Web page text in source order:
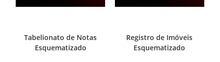
Tabelionato de Notas
Esquematizado
Registro de Imóveis
Esquematizado